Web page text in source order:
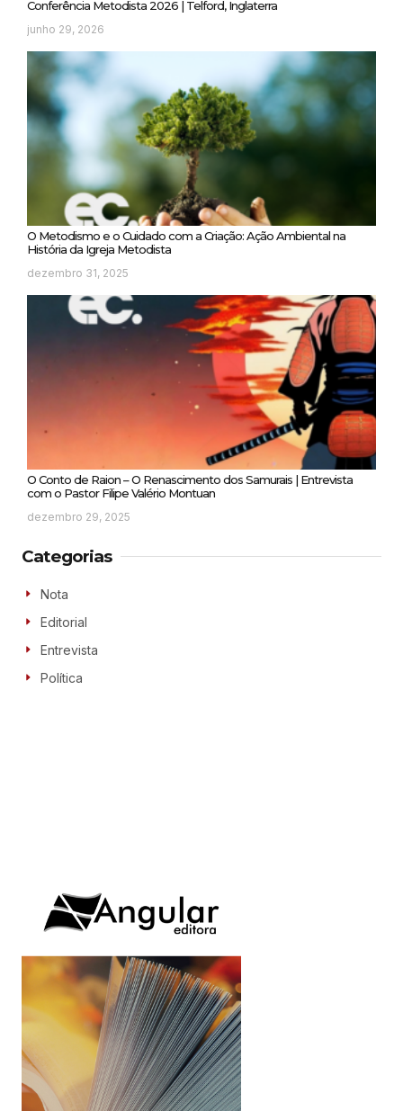
Conferência Metodista 2026 | Telford, Inglaterra
junho 29, 2026
O Metodismo e o Cuidado com a Criação: Ação Ambiental na
História da Igreja Metodista
dezembro 31, 2025
O Conto de Raion – O Renascimento dos Samurais | Entrevista
com o Pastor Filipe Valério Montuan
dezembro 29, 2025
Categorias
Nota
Editorial
Entrevista
Política